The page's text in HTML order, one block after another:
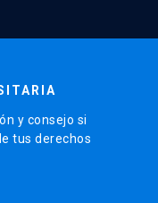
y consejo si
tus derechos